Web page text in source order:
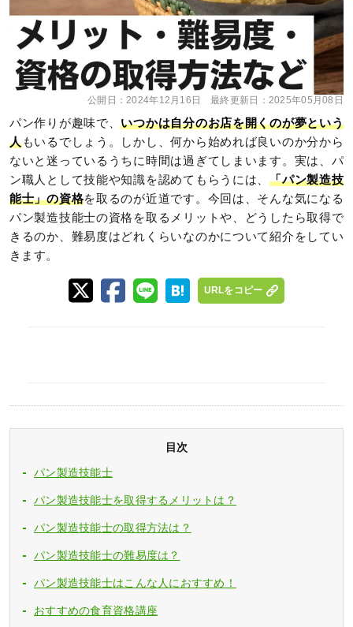
公開日：2024年12月16日 最終更新日： 2025年05月08日
パン作りが趣味で、いつかは自分のお店を開くのが夢という
人もいるでしょう。しかし、何から始めれば良いのか分から
ないと迷っているうちに時間は過ぎてしまいます。実は、パ
ン職人として技能や知識を認めてもらうには、「パン製造技
能士」の資格を取るのが近道です。今回は、そんな気になる
パン製造技能士の資格を取るメリットや、どうしたら取得で
きるのか、難易度はどれくらいなのかについて紹介をしてい
きます。
URLをコピー
目次
パン製造技能士
パン製造技能士を取得するメリットは？
パン製造技能士の取得方法は？
パン製造技能士の難易度は？
パン製造技能士はこんな人におすすめ！
おすすめの食育資格講座